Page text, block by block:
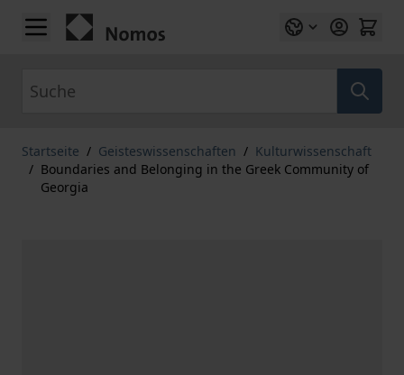
Zum Inhalt springen
Startseite / Geisteswissenschaften / Kulturwissenschaft
/ Boundaries and Belonging in the Greek Community of
Georgia